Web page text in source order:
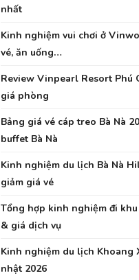
nhất
Kinh nghiệm vui chơi ở
vé, ăn uống…
Review Vinpearl Resort Phú
giá phòng
Bảng giá vé cáp treo Bà Nà
buffet Bà Nà
Kinh nghiệm du lịch Bà Nà
giảm giá vé
Tổng hợp kinh nghiệm đi
& giá dịch vụ
Kinh nghiệm du lịch Khoang
nhật 2026